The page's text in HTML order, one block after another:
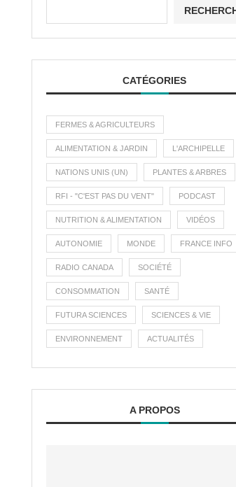
CATÉGORIES
FERMES & AGRICULTEURS
ALIMENTATION & JARDIN L'ARCHIPELLE
NATIONS UNIS (UN) PLANTES & ARBRES
RFI - "C'EST PAS DU VENT" PODCAST
NUTRITION & ALIMENTATION VIDÉOS
AUTONOMIE MONDE FRANCE INFO
RADIO CANADA SOCIÉTÉ
CONSOMMATION SANTÉ
FUTURA SCIENCES SCIENCES & VIE
ENVIRONNEMENT ACTUALITÉS
A PROPOS